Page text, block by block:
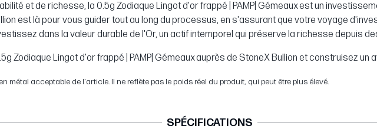
et de richesse, la 0.5g Zodiaque Lingot d'or frappé | PAMP| Gémeaux est un
est là pour vous guider tout au long du processus, en s'assurant que votre voyage
dans la valeur durable de l'Or, un actif intemporel qui préserve la richesse depuis
Zodiaque Lingot d'or frappé | PAMP| Gémeaux auprès de StoneX Bullion et construisez un
métal acceptable de l'article. Il ne reflète pas le poids réel du produit, qui peut être plus élevé.
SPÉCIFICATIONS